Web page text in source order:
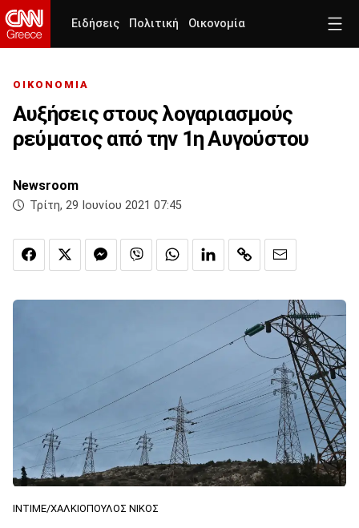
Ειδήσεις Πολιτική Οικονομία
ΟΙΚΟΝΟΜΙΑ
Αυξήσεις στους λογαριασμούς
ρεύματος από την 1η Αυγούστου
Newsroom
Τρίτη, 29 Ιουνίου 2021 07:45
INTIME/ΧΑΛΚΙΟΠΟΥΛΟΣ ΝΙΚΟΣ